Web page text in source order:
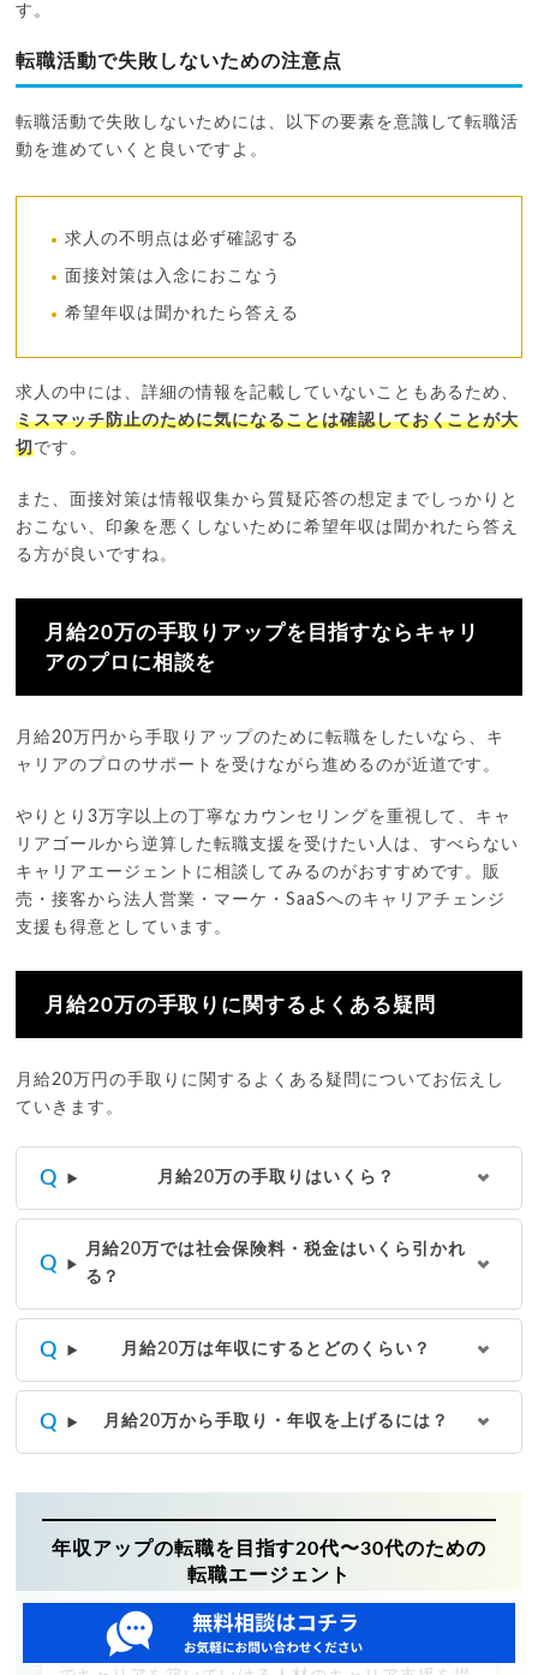
す。
転職活動で失敗しないための注意点
転職活動で失敗しないためには、以下の要素を意識して転職活
動を進めていくと良いですよ。
求人の不明点は必ず確認する
面接対策は入念におこなう
希望年収は聞かれたら答える
求人の中には、詳細の情報を記載していないこともあるため、
ミスマッチ防止のために気になることは確認しておくことが大
切です。
また、面接対策は情報収集から質疑応答の想定までしっかりと
おこない、印象を悪くしないために希望年収は聞かれたら答え
る方が良いですね。
月給20万の手取りアップを目指すならキャリ
アのプロに相談を
月給20万円から手取りアップのために転職をしたいなら、キ
ャリアのプロのサポートを受けながら進めるのが近道です。
やりとり3万字以上の丁寧なカウンセリングを重視して、キャ
リアゴールから逆算した転職支援を受けたい人は、すべらない
キャリアエージェントに相談してみるのがおすすめです。販
売・接客から法人営業・マーケ・SaaSへのキャリアチェンジ
支援も得意としています。
月給20万の手取りに関するよくある疑問
月給20万円の手取りに関するよくある疑問についてお伝えし
ていきます。
月給20万の手取りはいくら？
月給20万では社会保険料・税金はいくら引かれ
る？
月給20万は年収にするとどのくらい？
月給20万から手取り・年収を上げるには？
年収アップの転職を目指す20代〜30代のための
転職エージェント
弊社は、会社に依存せず、自分の実力や専門スキル